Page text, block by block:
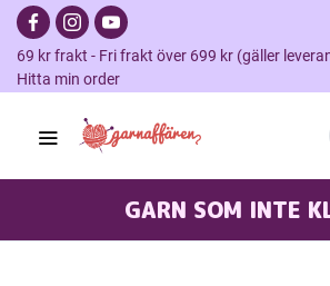
69 kr frakt - Fri frakt över 699 kr (gäller
Hitta min order
GARN SOM INTE